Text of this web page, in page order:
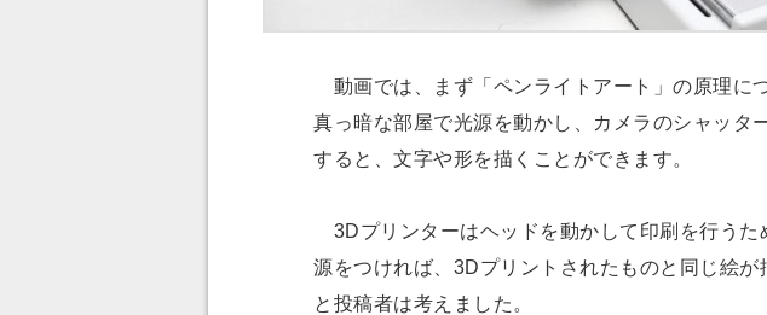
動画では、まず「ペンライトアート」の原理に
真っ暗な部屋で光源を動かし、カメラのシャッタ
すると、文字や形を描くことができます。
3Dプリンターはヘッドを動かして印刷を行うた
源をつければ、3Dプリントされたものと同じ絵が
と投稿者は考えました。